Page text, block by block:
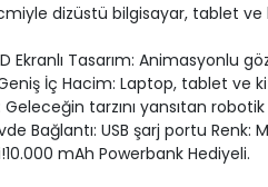
dizüstü bilgisayar, tablet ve
Ekranlı Tasarım: Animasyonlu
İç Hacim: Laptop, tablet ve
Geleceğin tarzını yansıtan
Bağlantı: USB şarj portu
mAh Powerbank Hediyeli.